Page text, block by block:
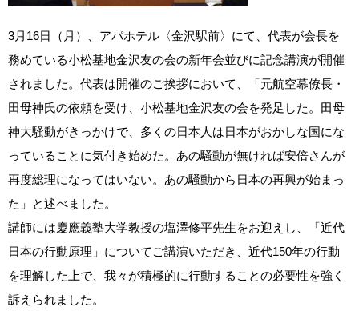
3月16日（月）、アパホテル〈金沢駅前〉にて、代表が会長を
務めている小松基地金沢友の会の新年会並びに記念講演が開催
されました。代表は開催のご挨拶において、「元航空幕僚長・
田母神氏の依頼を受け、小松基地金沢友の会を発足した。田母
神大騒動がきっかけで、多くの日本人は日本がおかしな国にな
っていることに気付き始めた。あの騒動が無ければ安倍さんが
再度総理になってはいない。あの騒動から日本の再興が始まっ
た」と述べました。
講師には慶應義塾大学教授の塩澤修平先生をお迎えし、「近代
日本の行動原理」についてご講演いただき、近代150年の行動
を理解した上で、我々が積極的に行動することの必要性を強く
訴えられました。